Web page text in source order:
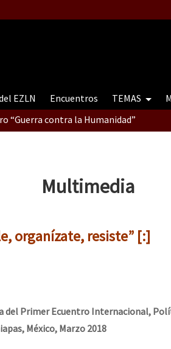
EZLN Encuentros TEMAS
“Guerra contra la Humanidad”
contra a Humanidad”
Multimedia
organízate, resiste” [:]
del Primer Ecuentro Internacional,
México, Marzo 2018